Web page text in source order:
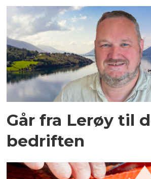
Går fra Lerøy til
bedriften